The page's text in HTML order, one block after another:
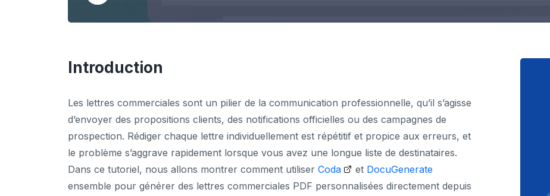
Introduction
Les lettres commerciales sont un pilier de la communication professionnelle, qu’il s’agisse
d’envoyer des propositions clients, des notifications officielles ou des campagnes de
prospection. Rédiger chaque lettre individuellement est répétitif et propice aux erreurs, et
le problème s’aggrave rapidement lorsque vous avez une longue liste de destinataires.
Dans ce tutoriel, nous allons montrer comment utiliser Coda et DocuGenerate
ensemble pour générer des lettres commerciales PDF personnalisées directement depuis